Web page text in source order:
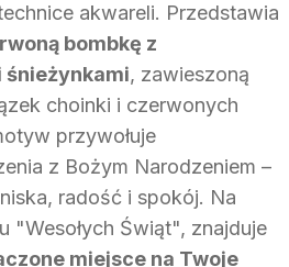
akwareli. Przedstawia
bombkę z
śnieżynkami, zawieszoną
choinki i czerwonych
przywołuje
z Bożym Narodzeniem –
radość i spokój. Na
"Wesołych Świąt", znajduje
miejsce na Twoje